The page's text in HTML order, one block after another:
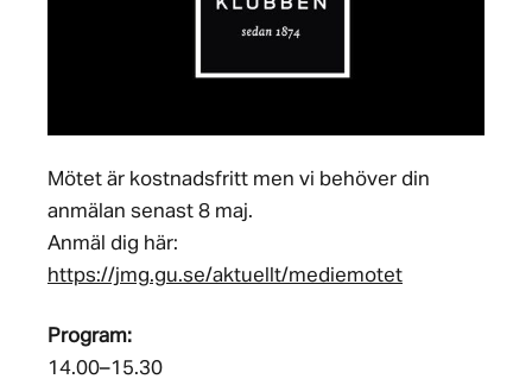
Mötet är kostnadsfritt men vi behöver din
anmälan senast 8 maj.
Anmäl dig här:
https://jmg.gu.se/aktuellt/mediemotet
Program:
14.00–15.30